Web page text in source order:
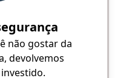
não gostar da
devolvemos